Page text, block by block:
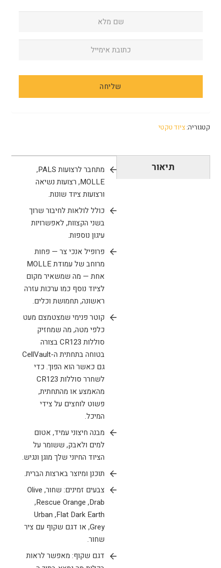
קטגוריה:ציוד טקטי
תיאור
מתחבר לרצועות PALS,
‏MOLLE, רצועות נשיאה
ורצועות ציוד שונות.
כולל לולאות לחיבור שרוך
בשני הקצוות, לאפשרויות
עיגון נוספות.
פרופיל אנכי צר — פחות
מרוחב של עמודת MOLLE
אחת — מה שמשאיר מקום
לציוד נוסף כמו ערכות עזרה
ראשונה, תחמושת וכלים.
קוטר פנימי שמצטמצם מעט
כלפי מטה, מה שמחזיק
סוללות CR123 בצורה
בטוחה בתחתית ה-CellVault
גם כאשר הוא הפוך. כדי
לשחרר סוללות CR123
מהאמצע או מהתחתית,
פשוט לוחצים על צידי
המיכל.
מבנה חיצוני עמיד, אטום
למים ולאבק, ששומר על
הציוד החיוני שלך מוגן ונגיש.
תוכנן ומיוצר בארצות הברית.
צבעים זמינים: שחור, Olive
Drab, ‏Rescue Orange,
‏Flat Dark Earth, ‏Urban
Grey, או דגם שקוף עם ציר
שחור.
דגם שקוף: מאפשר לראות